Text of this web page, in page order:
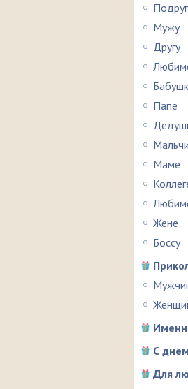
Мужу
Другу
Папе
Маме
Жене
Боссу
С
Для